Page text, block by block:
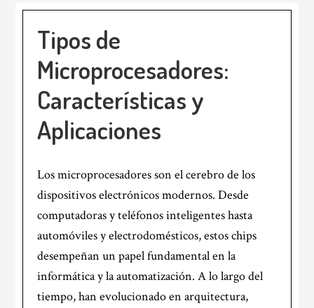
Tipos de
Microprocesadores:
Características y
Aplicaciones
Los microprocesadores son el cerebro de los
dispositivos electrónicos modernos. Desde
computadoras y teléfonos inteligentes hasta
automóviles y electrodomésticos, estos chips
desempeñan un papel fundamental en la
informática y la automatización. A lo largo del
tiempo, han evolucionado en arquitectura,